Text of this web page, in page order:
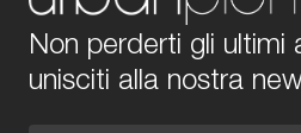
Non perderti gli ultimi
unisciti alla nostra